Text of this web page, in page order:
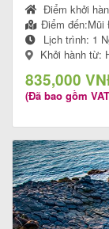
hàng
Tuyển
Liên
hệ
Điểm khởi
Điểm đến:Mũi
Lịch trình: 1
Khởi hành từ:
835,000
(Đã bao gồm